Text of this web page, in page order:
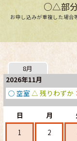
○△部分
お申し込みが重複した場
8月
2026年11月
○ 空室 △ 残りわずか
日 月
1
2